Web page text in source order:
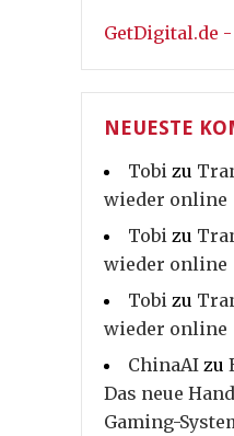
GetDigital.de -
NEUESTE
Tobi zu
wieder online
Tobi zu
wieder online
Tobi zu
wieder online
ChinaAI zu
Das neue
Gaming-